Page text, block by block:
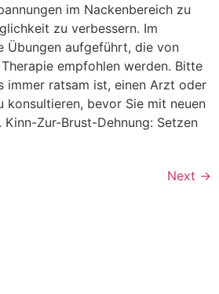
im Nackenbereich zu
zu verbessern. Im
Übungen aufgeführt, die von
empfohlen werden. Bitte
immer ratsam ist, einen Arzt oder
konsultieren, bevor Sie mit neuen
Kinn-Zur-Brust-Dehnung: Setzen
Next →